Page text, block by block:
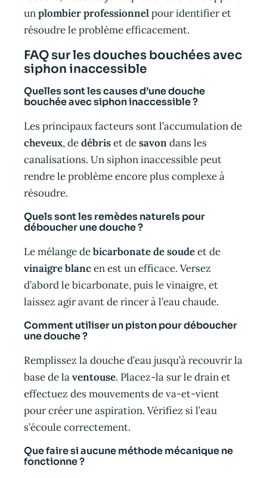
unplombier professionnelpour identifier et
résoudre le problème efficacement.
FAQ sur les douches bouchées avec
siphon inaccessible
Quelles sont les causes d’une douche
bouchée avec siphon inaccessible ?
Les principaux facteurs sont l’accumulation de
cheveux, dedébriset desavondans les
canalisations. Un siphon inaccessible peut
rendre le problème encore plus complexe à
résoudre.
Quels sont les remèdes naturels pour
déboucher une douche ?
Le mélange debicarbonate de soudeet de
vinaigre blancen est un efficace. Versez
d’abord le bicarbonate, puis le vinaigre, et
laissez agir avant de rincer à l’eau chaude.
Comment utiliser un piston pour déboucher
une douche ?
Remplissez la douche d’eau jusqu’à recouvrir la
base de laventouse. Placez-la sur le drain et
effectuez des mouvements de va-et-vient
pour créer une aspiration. Vérifiez si l’eau
s’écoule correctement.
Que faire si aucune méthode mécanique ne
fonctionne ?